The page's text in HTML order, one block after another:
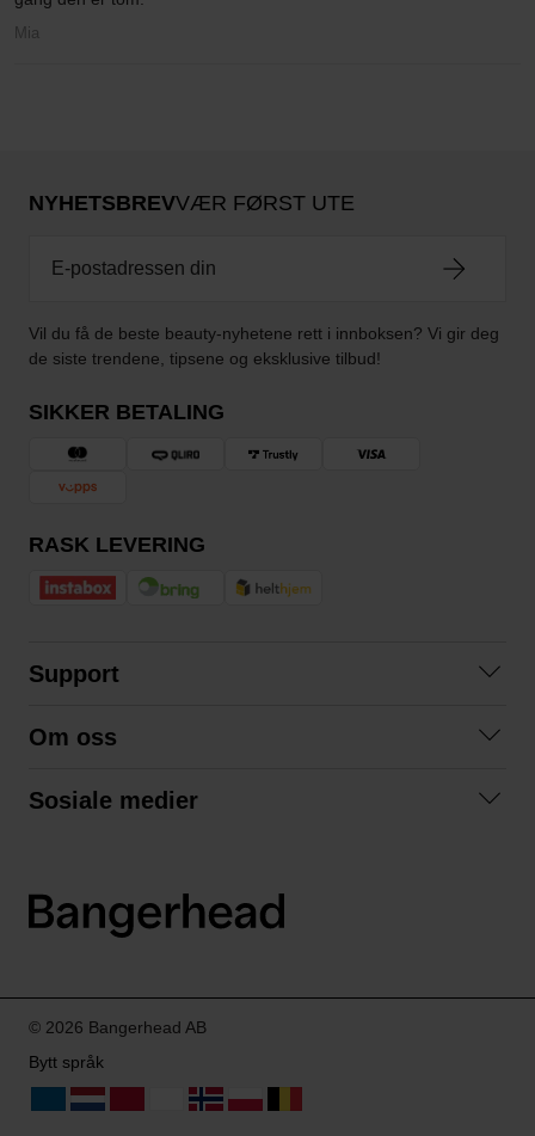
Mia
NYHETSBREVVÆR FØRST UTE
Vil du få de beste beauty-nyhetene rett i innboksen? Vi gir deg
de siste trendene, tipsene og eksklusive tilbud!
SIKKER BETALING
RASK LEVERING
Support
Kjøpsvilkår
Om oss
Sosiale medier
LinkedIn
© 2026 Bangerhead AB
Bytt språk